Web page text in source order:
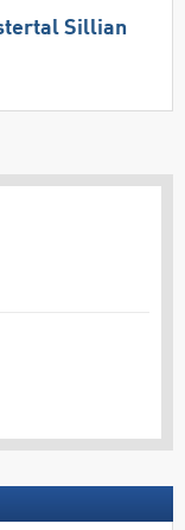
Sillian